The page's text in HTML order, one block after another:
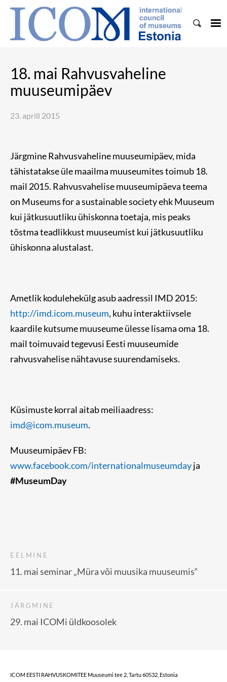
18. mai Rahvusvaheline
muuseumipäev
23. aprill 2015
Järgmine Rahvusvaheline muuseumipäev, mida
tähistatakse üle maailma muuseumites toimub 18.
mail 2015. Rahvusvahelise muuseumipäeva teema
on Museums for a sustainable societyehk Muuseum
kui jätkusuutliku ühiskonna toetaja, mis peaks
tõstma teadlikkust muuseumist kui jätkusuutliku
ühiskonna alustalast.
Ametlik kodulehekülg asub aadressil IMD 2015:
http://imd.icom.museum, kuhu interaktiivsele
kaardile kutsume muuseume ülesse lisama oma 18.
mail toimuvaid tegevusi Eesti muuseumide
rahvusvahelise nähtavuse suurendamiseks.
Küsimuste korral aitab meiliaadress:
imd@icom.museum.
Muuseumipäev FB:
www.facebook.com/internationalmuseumdayja
#MuseumDay
EELMINE
11. mai seminar „Müra või muusika muuseumis“
JÄRGMINE
29. mai ICOMi üldkoosolek
ICOM EESTI RAHVUSKOMITEE Muuseumi tee 2, Tartu 60532, Estonia